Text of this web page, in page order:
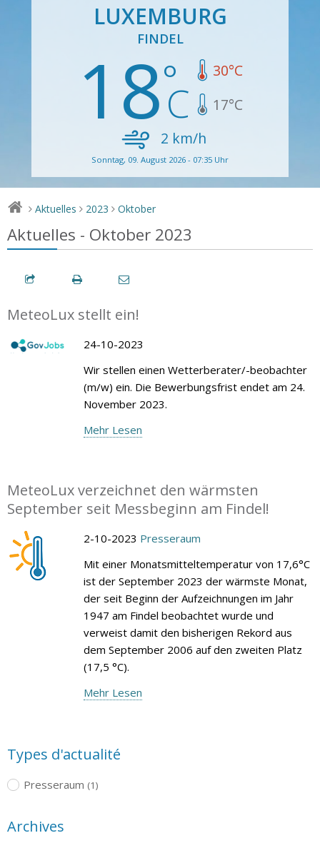
LUXEMBURG
FINDEL
18 30°C
17°C
2 km/h
Sonntag, 09. August 2026 - 07:35 Uhr
> Aktuelles > 2023 > Oktober
Aktuelles - Oktober 2023
MeteoLux stellt ein!
24-10-2023
Wir stellen einen Wetterberater/-beobachter
(m/w) ein. Die Bewerbungsfrist endet am 24.
November 2023.
Mehr Lesen
MeteoLux verzeichnet den wärmsten
September seit Messbeginn am Findel!
2-10-2023 Presseraum
Mit einer Monatsmitteltemperatur von 17,6°C
ist der September 2023 der wärmste Monat,
der seit Beginn der Aufzeichnungen im Jahr
1947 am Findel beobachtet wurde und
verweist damit den bisherigen Rekord aus
dem September 2006 auf den zweiten Platz
(17,5 °C).
Mehr Lesen
Types d'actualité
Presseraum (1)
Archives